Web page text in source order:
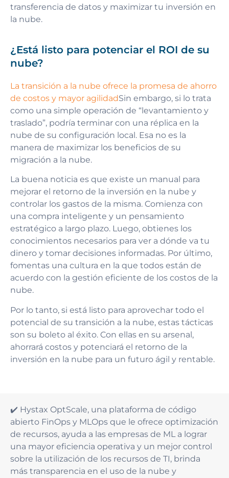
transferencia de datos y maximizar tu inversión en
la nube.
¿Está listo para potenciar el ROI de su
nube?
La transición a la nube ofrece la promesa de ahorro
de costos y mayor agilidadSin embargo, si lo trata
como una simple operación de “levantamiento y
traslado”, podría terminar con una réplica en la
nube de su configuración local. Esa no es la
manera de maximizar los beneficios de su
migración a la nube.
La buena noticia es que existe un manual para
mejorar el retorno de la inversión en la nube y
controlar los gastos de la misma. Comienza con
una compra inteligente y un pensamiento
estratégico a largo plazo. Luego, obtienes los
conocimientos necesarios para ver a dónde va tu
dinero y tomar decisiones informadas. Por último,
fomentas una cultura en la que todos están de
acuerdo con la gestión eficiente de los costos de la
nube.
Por lo tanto, si está listo para aprovechar todo el
potencial de su transición a la nube, estas tácticas
son su boleto al éxito. Con ellas en su arsenal,
ahorrará costos y potenciará el retorno de la
inversión en la nube para un futuro ágil y rentable.
✔️ Hystax OptScale, una plataforma de código
abierto FinOps y MLOps que le ofrece optimización
de recursos, ayuda a las empresas de ML a lograr
una mayor eficiencia operativa y un mejor control
sobre la utilización de los recursos de TI, brinda
más transparencia en el uso de la nube y